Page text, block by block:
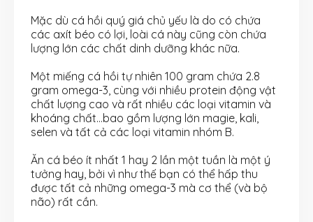
Mặc dù cá hồi quý giá chủ yếu là do có chứa
các axít béo có lợi, loài cá này cũng còn chứa
lượng lớn các chất dinh dưỡng khác nữa.
Một miếng cá hồi tự nhiên 100 gram chứa 2.8
gram omega-3, cùng với nhiều protein động vật
chất lượng cao và rất nhiều các loại vitamin và
khoáng chất…bao gồm lượng lớn magie, kali,
selen và tất cả các loại vitamin nhóm B.
Ăn cá béo ít nhất 1 hay 2 lần một tuần là một ý‎
tưởng hay, bởi vì như thế bạn có thể hấp thu
được tất cả những omega-3 mà cơ thể (và bộ
não) rất cần.